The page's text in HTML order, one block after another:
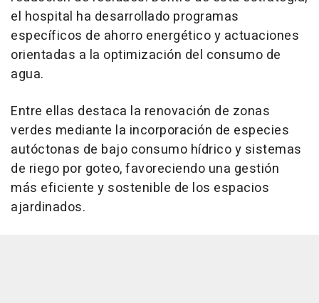
el hospital ha desarrollado programas
específicos de ahorro energético y actuaciones
orientadas a la optimización del consumo de
agua.
Entre ellas destaca la renovación de zonas
verdes mediante la incorporación de especies
autóctonas de bajo consumo hídrico y sistemas
de riego por goteo, favoreciendo una gestión
más eficiente y sostenible de los espacios
ajardinados.